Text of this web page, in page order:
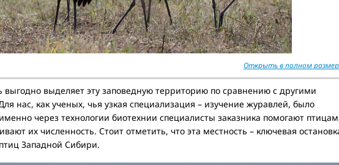
Открыть в полном
выделяет эту заповедную территорию по сравнению с другими
нас, как ученых, чья узкая специализация – изучение журавлей, было
через технологии биотехнии специалисты заказника помогают
их численность. Стоит отметить, что эта местность – ключевая
Западной Сибири.